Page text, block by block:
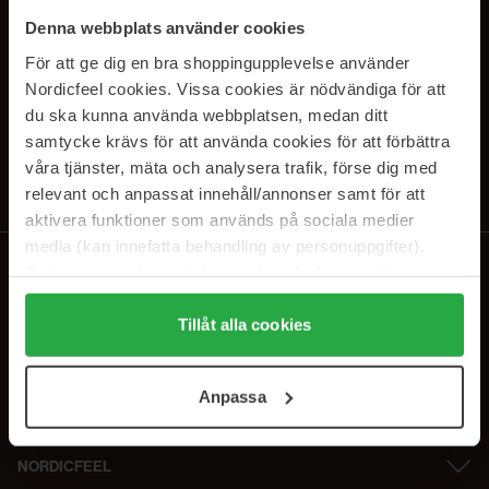
Denna webbplats använder cookies
För att ge dig en bra shoppingupplevelse använder
Nordicfeel cookies. Vissa cookies är nödvändiga för att
du ska kunna använda webbplatsen, medan ditt
samtycke krävs för att använda cookies för att förbättra
våra tjänster, mäta och analysera trafik, förse dig med
relevant och anpassat innehåll/annonser samt för att
aktivera funktioner som används på sociala medier
media (kan innefatta behandling av personuppgifter).
Genom att trycka på "Tillåt alla cookies" accepterar du
alla cookies, medan du under "Detaljer" kan anpassa
användningen av cookies. Du kan när som helst återkalla
samt vår Integritetspolicy.
Tillåt alla cookies
Anpassa
SUBSCRIBE TO OUR
NEWSLETTER
E-mail
Ved at abonnere accepterer du voresprivatlivspolitik. Afmeld til enhver
NORDICFEEL